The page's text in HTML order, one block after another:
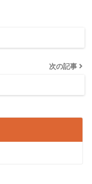
次の記事